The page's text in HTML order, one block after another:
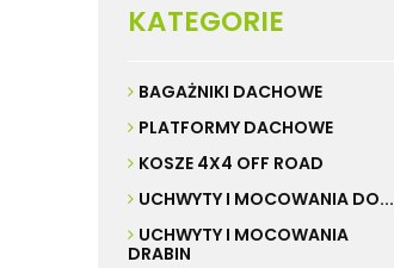
KATEGORIE
BAGAŻNIKI DACHOWE
PLATFORMY DACHOWE
KOSZE 4X4 OFF ROAD
UCHWYTY I MOCOWANIA DO...
UCHWYTY I MOCOWANIA
DRABIN